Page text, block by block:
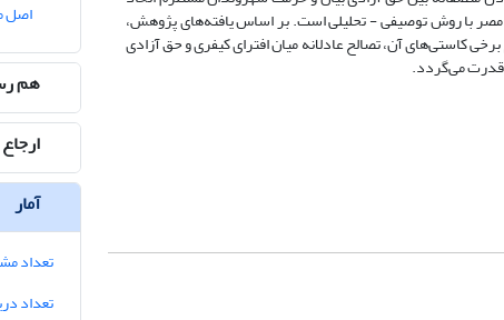
با روش توصیفی - تحلیلی است. بر اساس یافته‌های پژوهش،
کاستی‌های آن، تصالح عادلانه میان افترای کیفری و حق آزادی
قدرت می‌گردد.
اصل
هم
آمار
تعداد
تعداد